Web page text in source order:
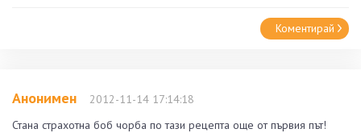
Коментирай
Анонимен
2012-11-14 17:14:18
Стана страхотна боб чорба по тази рецепта още от първия път!